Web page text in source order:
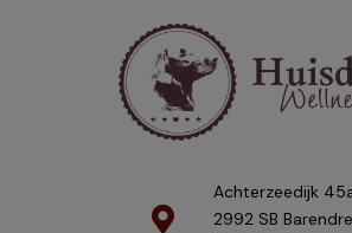
Achterzeedijk
2992 SB